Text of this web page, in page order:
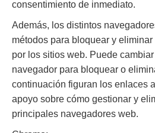
consentimiento de inmediato.
Además, los distintos
métodos para bloquear y
por los sitios web. Puede
navegador para bloquear o
continuación figuran los enlaces
apoyo sobre cómo gestionar y
principales navegadores web.